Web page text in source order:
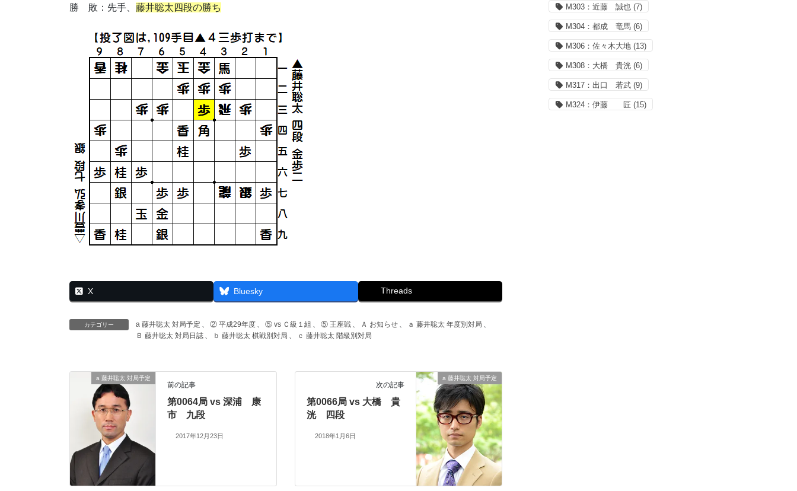
勝 敗：先手、 藤井聡太四段の勝ち
X Bluesky Threads
カテゴリー a 藤井聡太 対局予定 ② 平成29年度 ⑤ vs Ｃ級１組 ⑤ 王座戦 Ａ お知らせ ａ 藤井聡太 年度別対局
Ｂ 藤井聡太 対局日誌
ｂ 藤井聡太 棋戦別対局 ｃ 藤井聡太 階級別対局
a 藤井聡太 対局予定
前の記事
第0064局 vs 深浦 康
市 九段
2017年12月23日
a 藤井聡太 対局予定
次の記事
第0066局 vs 大橋 貴
洸 四段
2018年1月6日
M303：近藤 誠也 (7)
M304：都成 竜馬 (6)
M306：佐々木大地 (13)
M308：大橋 貴洸 (6)
M317：出口 若武 (9)
M324：伊藤 匠 (15)